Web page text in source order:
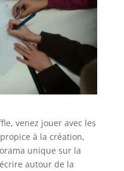
venez jouer avec les
à la création,
unique sur la
autour de la